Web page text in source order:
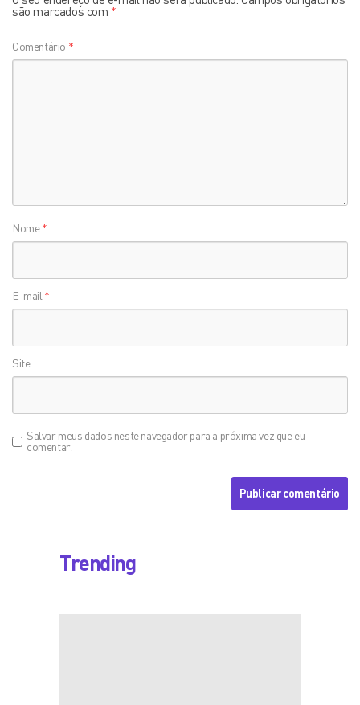
são marcados com *
Comentário *
Nome*
E-mail *
Site
Salvar meus dados neste navegador para a próxima vez que eu
comentar.
Trending